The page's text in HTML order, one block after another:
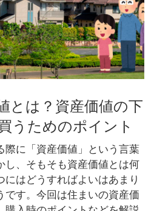
とは？資産価値の下
うためのポイント
際に「資産価値」という言葉
し、そもそも資産価値とは何
にはどうすればよいはあまり
です。今回は住まいの資産価